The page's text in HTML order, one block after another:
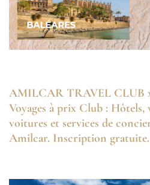
AMILCAR TRAVEL CLUB
Voyages à prix Club : Hôtels,
voitures et services de
Amilcar. Inscription gratuite.